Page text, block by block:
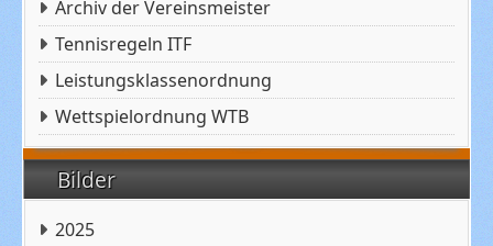
Archiv der Vereinsmeister
Tennisregeln ITF
Leistungsklassenordnung
Wettspielordnung WTB
Bilder
2025